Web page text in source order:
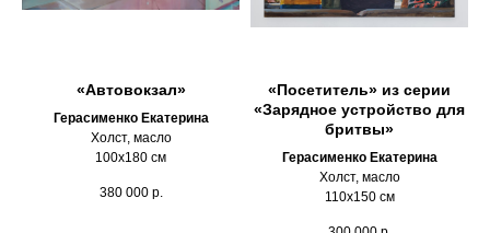
«Автовокзал»
Герасименко Екатерина
Холст, масло
100х180 см
380 000 р.
«Посетитель» из серии
«Зарядное устройство для
бритвы»
Герасименко Екатерина
Холст, масло
110х150 см